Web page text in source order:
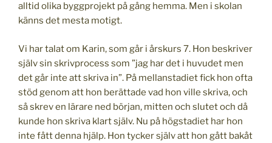
alltid olika byggprojekt på gång hemma. Men i skolan
känns det mesta motigt.
Vi har talat om Karin, som går i årskurs 7. Hon beskriver
själv sin skrivprocess som ”jag har det i huvudet men
det går inte att skriva in”. På mellanstadiet fick hon ofta
stöd genom att hon berättade vad hon ville skriva, och
så skrev en lärare ned början, mitten och slutet och då
kunde hon skriva klart själv. Nu på högstadiet har hon
inte fått denna hjälp. Hon tycker själv att hon gått bakåt